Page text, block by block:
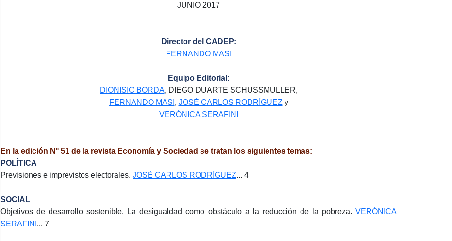
JUNIO 2017
Director del CADEP:
FERNANDO MASI
Equipo Editorial:
DIONISIO BORDA, DIEGO DUARTE SCHUSSMULLER,
FERNANDO MASI , JOSÉ CARLOS RODRÍGUEZ y
VERÓNICA SERAFINI
En la edición N° 51 de la revista Economía y Sociedad se tratan los siguientes temas:
POLÍTICA
Previsiones e imprevistos electorales. JOSÉ CARLOS RODRÍGUEZ... 4
SOCIAL
Objetivos de desarrollo sostenible. La desigualdad como obstáculo a la reducción de la pobreza. VERÓNICA
SERAFINI ... 7